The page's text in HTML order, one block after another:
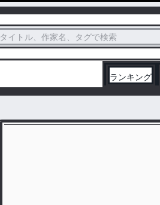
タイトル、作家名、タグで検索
ランキング